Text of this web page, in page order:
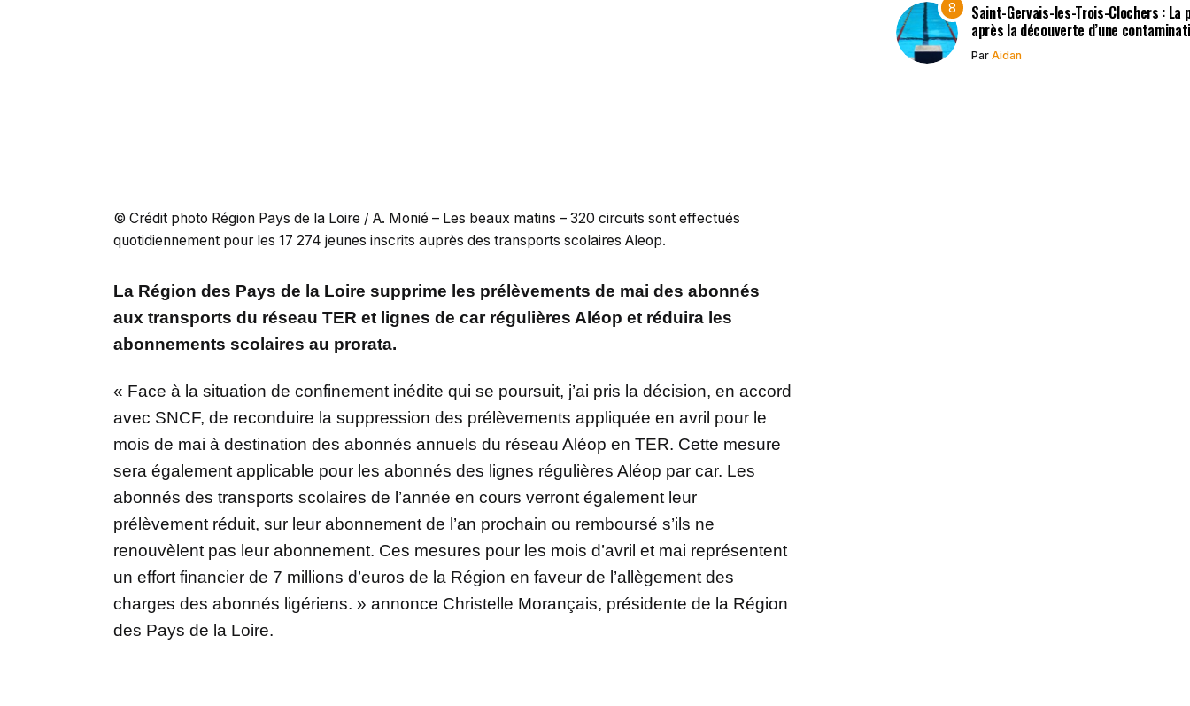
© Crédit photo Région Pays de la Loire / A. Monié – Les beaux matins – 320 circuits sont effectués
quotidiennement pour les 17 274 jeunes inscrits auprès des transports scolaires Aleop.
La Région des Pays de la Loire supprime les prélèvements de mai des abonnés
aux transports du réseau TER et lignes de car régulières Aléop et réduira les
abonnements scolaires au prorata.
« Face à la situation de confinement inédite qui se poursuit, j’ai pris la décision, en accord
avec SNCF, de reconduire la suppression des prélèvements appliquée en avril pour le
mois de mai à destination des abonnés annuels du réseau Aléop en TER. Cette mesure
sera également applicable pour les abonnés des lignes régulières Aléop par car. Les
abonnés des transports scolaires de l’année en cours verront également leur
prélèvement réduit, sur leur abonnement de l’an prochain ou remboursé s’ils ne
renouvèlent pas leur abonnement. Ces mesures pour les mois d’avril et mai représentent
un effort financier de 7 millions d’euros de la Région en faveur de l’allègement des
charges des abonnés ligériens. » annonce Christelle Morançais, présidente de la Région
des Pays de la Loire.
Saint-Gervais-les-Trois-Clochers :
après la découverte d’une
Par Aidan